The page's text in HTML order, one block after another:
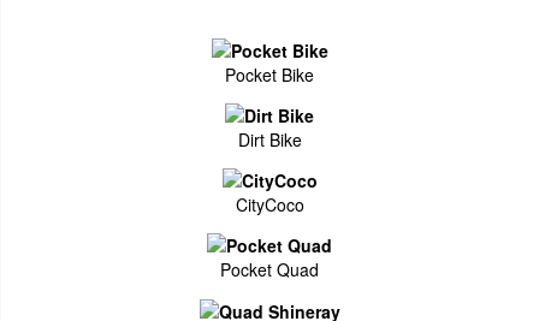
Pocket Bike
Dirt Bike
CityCoco
Pocket Quad